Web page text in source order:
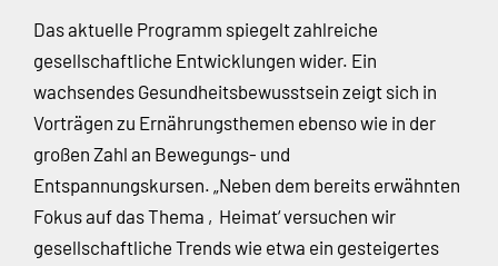
Das aktuelle Programm spiegelt zahlreiche
gesellschaftliche Entwicklungen wider. Ein
wachsendes Gesundheitsbewusstsein zeigt sich in
Vorträgen zu Ernährungsthemen ebenso wie in der
großen Zahl an Bewegungs- und
Entspannungskursen. „Neben dem bereits erwähnten
Fokus auf das Thema ‚Heimat‘ versuchen wir
gesellschaftliche Trends wie etwa ein gesteigertes